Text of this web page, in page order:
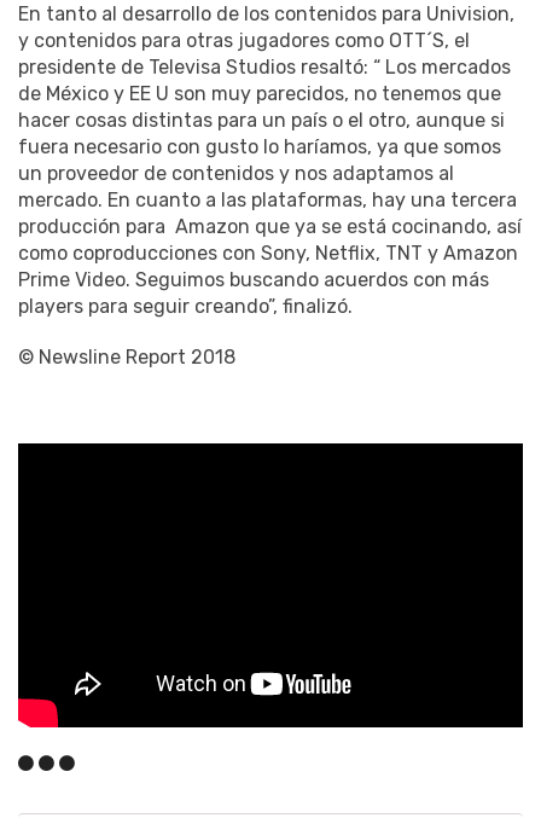
En tanto al desarrollo de los contenidos para Univision,
y contenidos para otras jugadores como OTT´S, el
presidente de Televisa Studios resaltó: “ Los mercados
de México y EE U son muy parecidos, no tenemos que
hacer cosas distintas para un país o el otro, aunque si
fuera necesario con gusto lo haríamos, ya que somos
un proveedor de contenidos y nos adaptamos al
mercado. En cuanto a las plataformas, hay una tercera
producción para Amazon que ya se está cocinando, así
como coproducciones con Sony, Netflix, TNT y Amazon
Prime Video. Seguimos buscando acuerdos con más
players para seguir creando”, finalizó.
© Newsline Report 2018